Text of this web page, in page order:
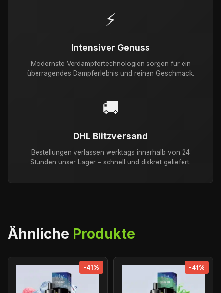
⚡
Intensiver Genuss
Modernste Verdampfertechnologien sorgen für ein
überragendes Dampferlebnis und reinen Geschmack.
🚚
DHL Blitzversand
Bestellungen verlassen werktags innerhalb von 24
Stunden unser Lager – schnell und diskret geliefert.
Ähnliche Produkte
-41% -41%